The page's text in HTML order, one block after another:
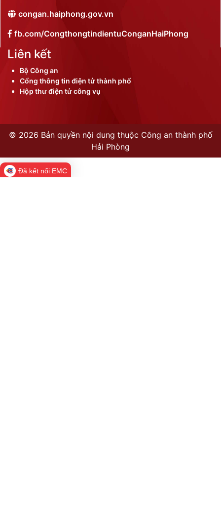
congan.haiphong.gov.vn
fb.com/CongthongtindientuConganHaiPhong
Liên kết
Bộ Công an
Cổng thông tin điện tử thành phố
Hộp thư điện tử công vụ
© 2026 Bản quyền nội dung thuộc Công an thành phố
Hải Phòng
Đã kết nối EMC